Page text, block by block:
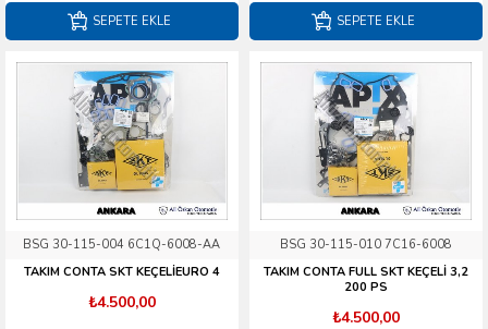
SEPETE EKLE SEPETE EKLE
BSG 30-115-004 6C1Q-6008-AA
TAKIM CONTA SKT KEÇELİEURO 4
₺4.500,00
BSG 30-115-010 7C16-6008
TAKIM CONTA FULL SKT KEÇELİ 3,2
200 PS
₺4.500,00